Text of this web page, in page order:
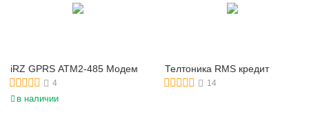
iRZ GPRS ATM2-485 Модем
4
в наличии
Телтоника RMS кредит
14